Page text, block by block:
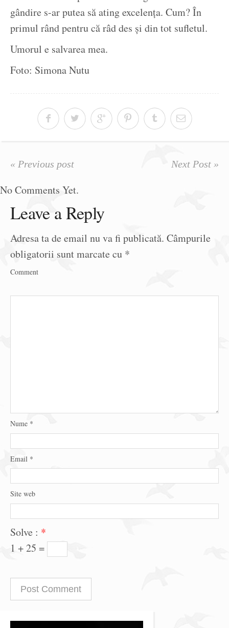
gândire s-ar putea să ating excelența. Cum? În
primul rând pentru că râd des și din tot sufletul.
Umorul e salvarea mea.
Foto: Simona Nutu
« Previous post Next Post »
No Comments Yet.
Leave a Reply
Adresa ta de email nu va fi publicată. Câmpurile
obligatorii sunt marcate cu *
Comment
Nume *
Email *
Site web
Solve : *
1 + 25 =